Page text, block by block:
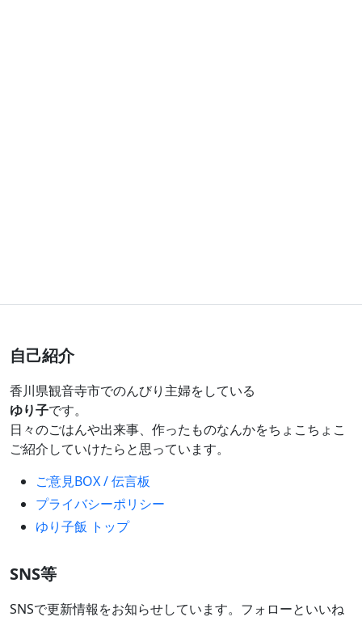
自己紹介
香川県観音寺市でのんびり主婦をしている
ゆり子です。
日々のごはんや出来事、作ったものなんかをちょこちょこ
ご紹介していけたらと思っています。
ご意見BOX / 伝言板
プライバシーポリシー
ゆり子飯 トップ
SNS等
SNSで更新情報をお知らせしています。フォローといいね